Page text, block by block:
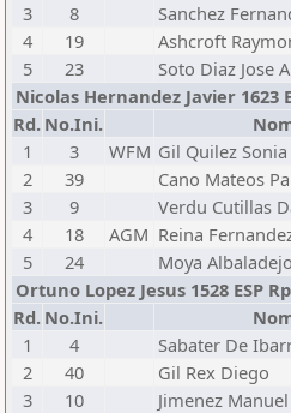
3
8 Sanchez
4
19 Ashcroft
5
23 Soto Diaz Jose
Nicolas Hernandez Javier 1623
Rd. No.Ini.
1
3 WFM Gil Quilez Sonia
2
39 Cano Mateos
3
9 Verdu Cutillas
4
18 AGM Reina
5
24 Moya
Ortuno Lopez Jesus 1528 ESP
Rd. No.Ini.
1
4 Sabater De
2
40 Gil Rex Diego
3
10 Jimenez Manuel